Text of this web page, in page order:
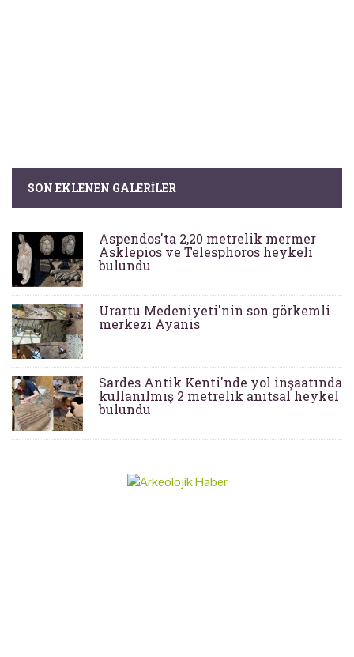
SON EKLENEN GALERILER
Aspendos'ta 2,20 metrelik mermer
Asklepios ve Telesphoros heykeli
bulundu
Urartu Medeniyeti'nin son görkemli
merkezi Ayanis
Sardes Antik Kenti'nde yol inşaatında
kullanılmış 2 metrelik anıtsal heykel
bulundu